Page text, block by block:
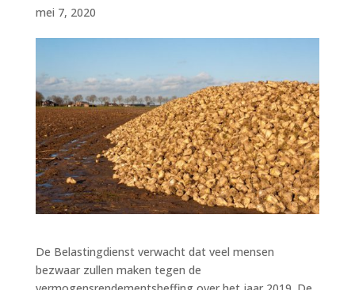
mei 7, 2020
De Belastingdienst verwacht dat veel mensen
bezwaar zullen maken tegen de